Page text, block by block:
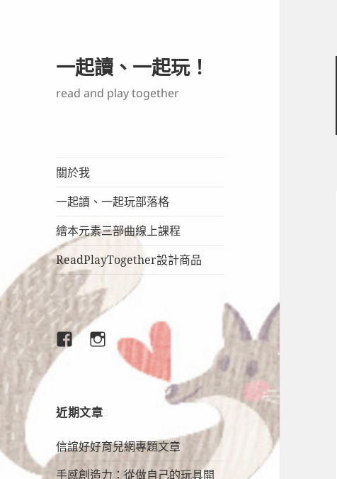
一起讀、一起玩！
read and play together
關於我
一起讀、一起玩部落格
繪本元素三部曲線上課程
ReadPlayTogether設計商品
臉
書
頁
IG
近期文章
信誼好好育兒網專題文章
手感創造力：從做自己的玩具開